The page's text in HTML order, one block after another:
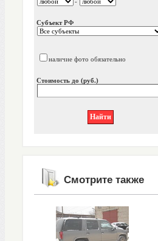
Субъект РФ
наличие фото обязательно
Стоимость до (руб.)
Смотрите также